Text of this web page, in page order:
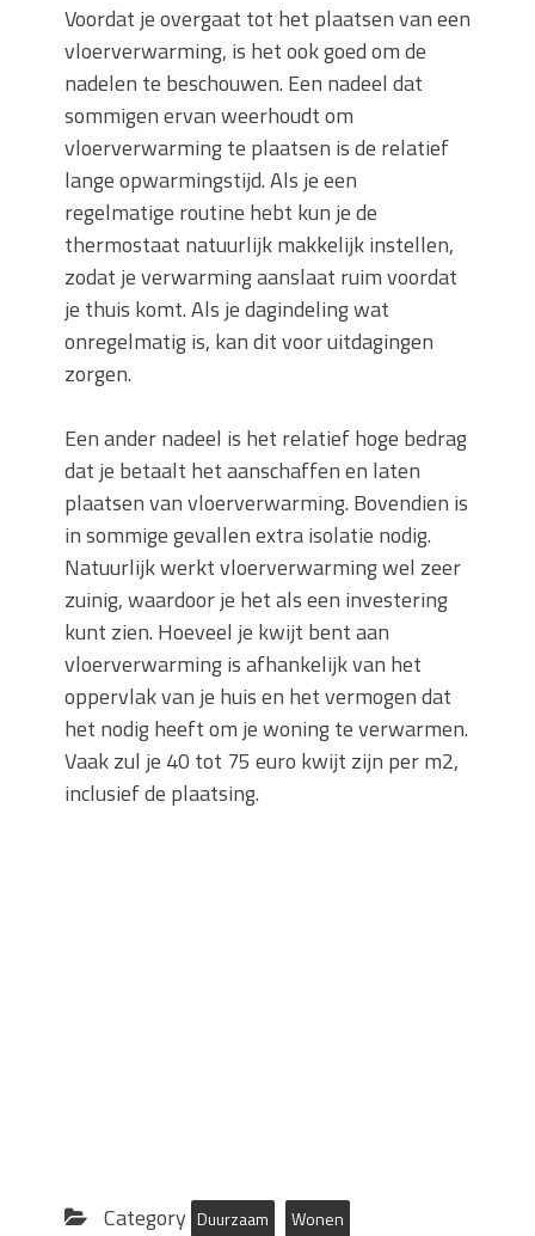
Voordat je overgaat tot het plaatsen van een
vloerverwarming, is het ook goed om de
nadelen te beschouwen. Een nadeel dat
sommigen ervan weerhoudt om
vloerverwarming te plaatsen is de relatief
lange opwarmingstijd. Als je een
regelmatige routine hebt kun je de
thermostaat natuurlijk makkelijk instellen,
zodat je verwarming aanslaat ruim voordat
je thuis komt. Als je dagindeling wat
onregelmatig is, kan dit voor uitdagingen
zorgen.
Een ander nadeel is het relatief hoge bedrag
dat je betaalt het aanschaffen en laten
plaatsen van vloerverwarming. Bovendien is
in sommige gevallen extra isolatie nodig.
Natuurlijk werkt vloerverwarming wel zeer
zuinig, waardoor je het als een investering
kunt zien. Hoeveel je kwijt bent aan
vloerverwarming is afhankelijk van het
oppervlak van je huis en het vermogen dat
het nodig heeft om je woning te verwarmen.
Vaak zul je 40 tot 75 euro kwijt zijn per m2,
inclusief de plaatsing.
Category Duurzaam Wonen